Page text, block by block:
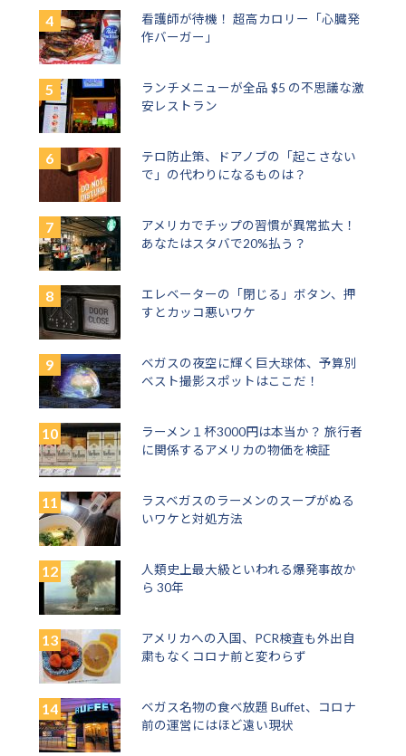
看護師が待機！ 超高カロリー「心臓発
作バーガー」
ランチメニューが全品 $5 の不思議な激
安レストラン
テロ防止策、ドアノブの「起こさない
で」の代わりになるものは？
アメリカでチップの習慣が異常拡大！
あなたはスタバで20%払う？
エレベーターの「閉じる」ボタン、押
すとカッコ悪いワケ
ベガスの夜空に輝く巨大球体、予算別
ベスト撮影スポットはここだ！
ラーメン１杯3000円は本当か？ 旅行者
に関係するアメリカの物価を検証
ラスベガスのラーメンのスープがぬる
いワケと対処方法
人類史上最大級といわれる爆発事故か
ら 30年
アメリカへの入国、PCR検査も外出自
粛もなくコロナ前と変わらず
ベガス名物の食べ放題 Buffet、コロナ
前の運営にはほど遠い現状